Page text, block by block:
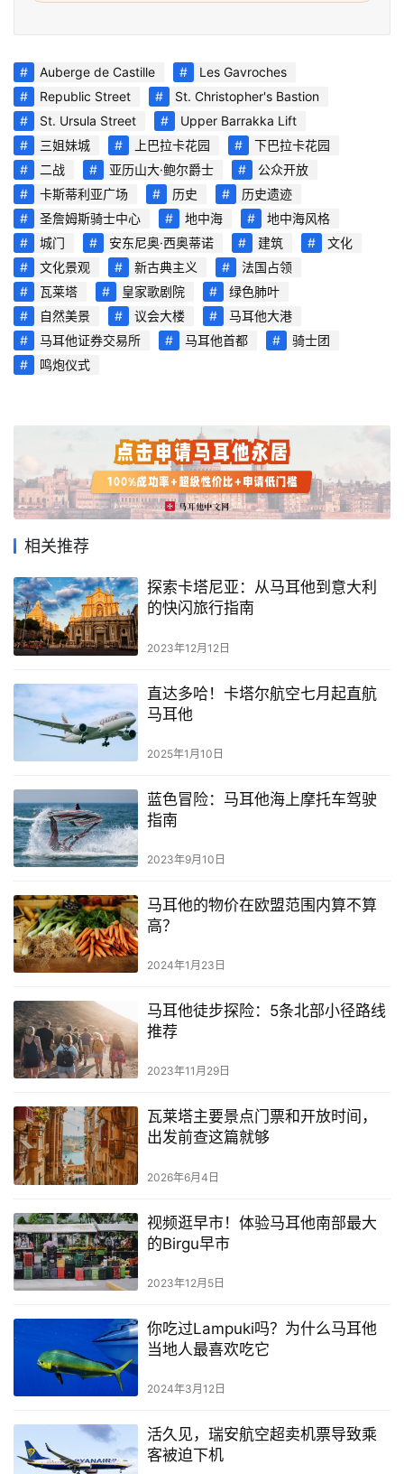
游
攻
略
生
活
指
南
马
耳
他
移
民
教
网
址
航
Auberge de Castille
Les Gavroches
Republic Street
St. Christopher's Bastion
St. Ursula Street
Upper Barrakka Lift
三姐妹城
上巴拉卡花园
下巴拉卡花园
二战
亚历山大·鲍尔爵士
公众开放
卡斯蒂利亚广场
历史
历史遗迹
圣詹姆斯骑士中心
地中海
地中海风格
城门
安东尼奥·西奥蒂诺 建筑
文化
文化景观
新古典主义
法国占领
瓦莱塔
皇家歌剧院
绿色肺叶
自然美景
议会大楼
马耳他大港
马耳他证券交易所
马耳他首都
骑士团
鸣炮仪式
相关推荐
探索卡塔尼亚：从马耳他到意大利
的快闪旅行指南
2023年12月12日
直达多哈！卡塔尔航空七月起直航
马耳他
2025年1月10日
蓝色冒险：马耳他海上摩托车驾驶
指南
2023年9月10日
马耳他的物价在欧盟范围内算不算
高？
2024年1月23日
马耳他徒步探险：5条北部小径路线
推荐
2023年11月29日
瓦莱塔主要景点门票和开放时间，
出发前查这篇就够
2026年6月4日
视频逛早市！体验马耳他南部最大
的Birgu早市
2023年12月5日
你吃过Lampuki吗？为什么马耳他
当地人最喜欢吃它
2024年3月12日
活久见，瑞安航空超卖机票导致乘
客被迫下机